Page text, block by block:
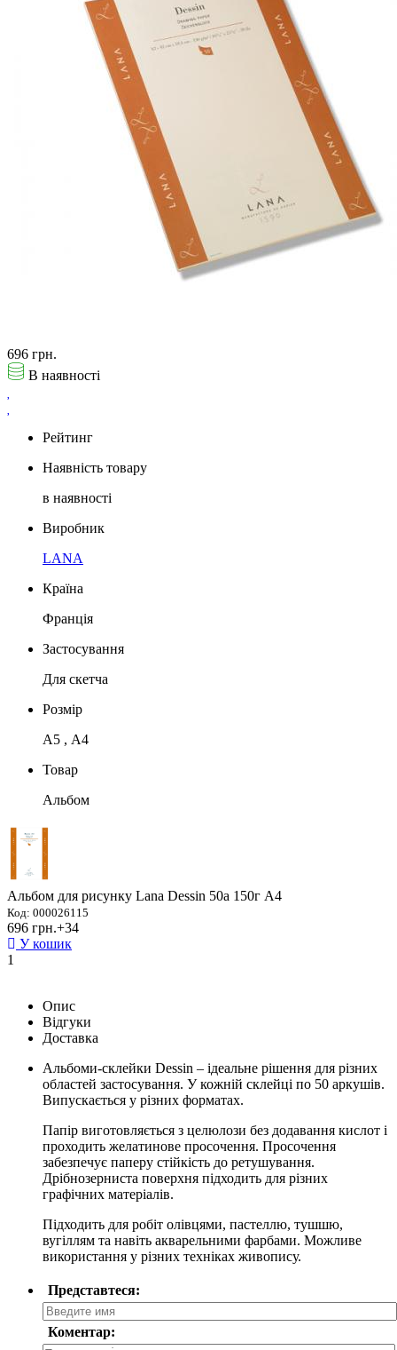
696 грн.
В наявності
Рейтинг
Наявність товару
в наявності
Виробник
LANA
Країна
Франція
Застосування
Для скетча
Розмір
А5 , А4
Товар
Альбом
Альбом для рисунку Lana Dessin 50а 150г А4
Код: 000026115
696 грн.+34
У кошик
1
Опис
Відгуки
Доставка
Альбоми-склейки Dessin – ідеальне рішення для різних
областей застосування. У кожній склейці по 50 аркушів.
Випускається у різних форматах.
Папір виготовляється з целюлози без додавання кислот і
проходить желатинове просочення. Просочення
забезпечує паперу стійкість до ретушування.
Дрібнозерниста поверхня підходить для різних
графічних матеріалів.
Підходить для робіт олівцями, пастеллю, тушшю,
вугіллям та навіть акварельними фарбами. Можливе
використання у різних техніках живопису.
Представтеся:
Коментар: